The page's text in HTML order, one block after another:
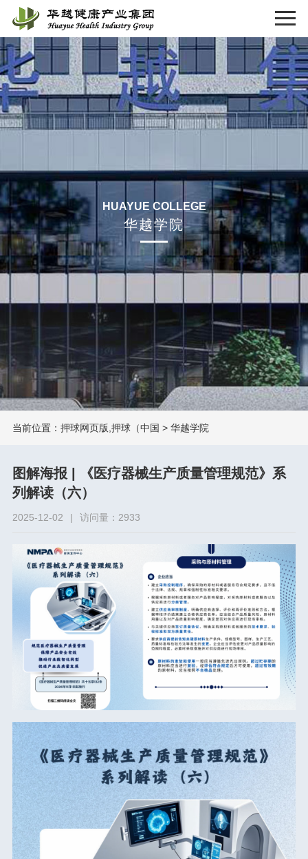
HUAYUE COLLEGE
华越学院
当前位置： 押球网页版,押球（中国 > 华越学院
图解海报 | 《医疗器械生产质量管理规范》系
列解读（六）
2025-12-02 | 访问量：2933